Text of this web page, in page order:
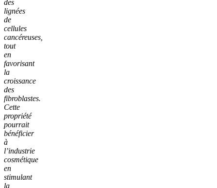
des
lignées
de
cellules
cancéreuses,
tout
en
favorisant
la
croissance
des
fibroblastes.
Cette
propriété
pourrait
bénéficier
à
l’industrie
cosmétique
en
stimulant
la